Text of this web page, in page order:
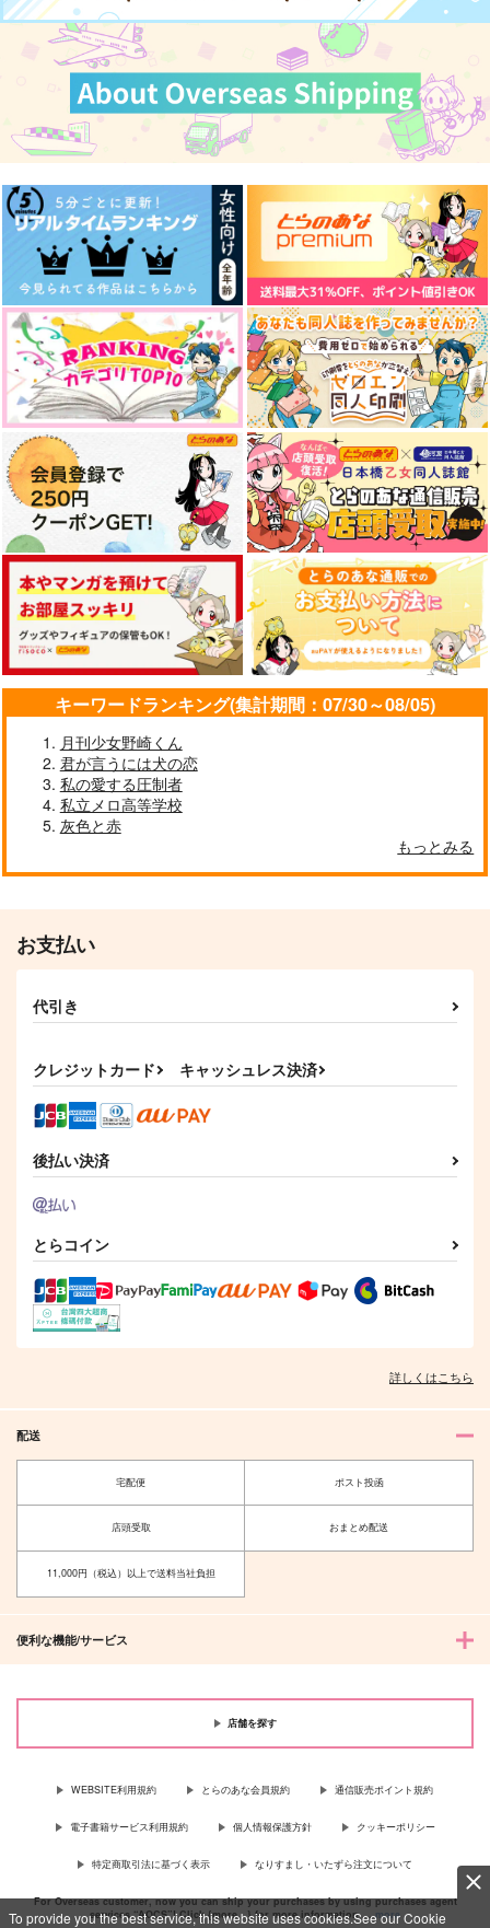
To provide you the best service, this website uses cookies.See our Cookie
おでかけサマー
おさんぽ
472円（税込）
サンプル
作品詳細
酔
てんてこまい
440円（税込）
サンプル
作品詳細
泣かないで
てんてこまい
（税込）
サンプル
作品詳細
name.
木枯らしキャンプ
1,100円 （税込）
五条悟×伏黒恵
サンプル
作品詳細
星を拾う旅路
魔女の一撃
660円（税込）
五条悟×伏黒恵
サンプル
作品詳細
児戯にひとしい
ごはんのおとも
1,100円（税込）
五条悟×伏黒恵
サンプル
作品詳細
夜明けを紡ぐ君へ
魔女の一撃
五条悟×伏黒恵
サンプル
作品詳細
gure.
五条悟×伏黒恵
ずっと寝る
五条悟×伏黒恵
五条悟×伏黒恵
作品詳細
伏黒恵×五条悟
サンプル
カート
キーワードランキング(集計期間：07/30～08/05)
月刊少女野崎くん
君が言うには犬の恋
私の愛する圧制者
私立メロ高等学校
灰色と赤
もっとみる
お支払い
代引き
クレジットカード キャッシュレス決済
後払い決済
とらコイン
詳しくはこちら
配送
宅配便 ポスト投函
店頭受取 おまとめ配送
11,000円（税込）以上で送料当社負担
便利な機能/サービス
店舗を探す
WEBSITE利用規約 とらのあな会員規約 通信販売ポイント規約
電子書籍サービス利用規約 個人情報保護方針 クッキーポリシー
特定商取引法に基づく表示 なりすまし・いたずら注文について
For Overseas customer, now you can ship your purchases by using purchases agent
services “AOCS”! Click {more…} for more information …more